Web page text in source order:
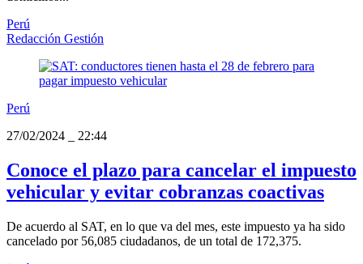
Perú
Redacción Gestión
Perú
27/02/2024
22:44
Conoce el plazo para cancelar el impuesto
vehicular y evitar cobranzas coactivas
De acuerdo al SAT, en lo que va del mes, este impuesto ya ha sido
cancelado por 56,085 ciudadanos, de un total de 172,375.